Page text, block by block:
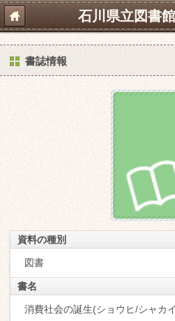
石川県立図書館
書誌情報
資料の種別
図書
書名
消費社会の誕生(ショウヒ/シャカ